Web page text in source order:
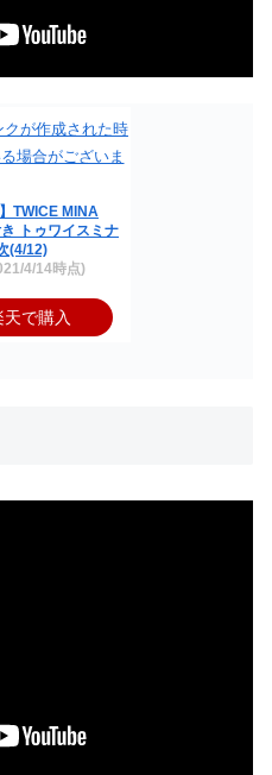
TWICE MINA
トゥワイスミナ
(4/12)
4/14時点)
天で購入